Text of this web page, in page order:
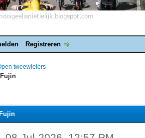
Registreren
tweewielers